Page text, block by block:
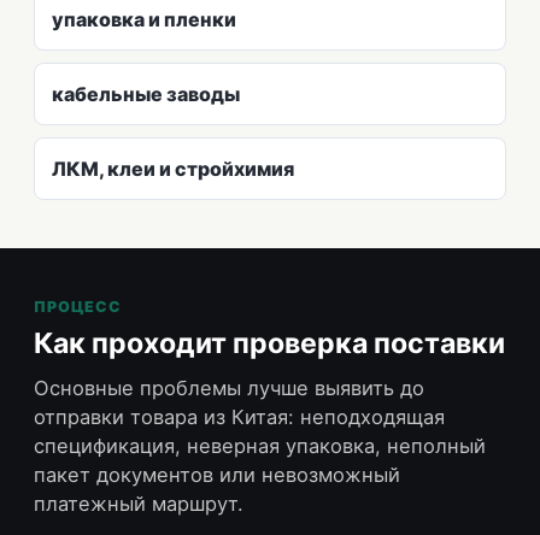
упаковка и пленки
кабельные заводы
ЛКМ, клеи и стройхимия
ПРОЦЕСС
Как проходит проверка поставки
Основные проблемы лучше выявить до
отправки товара из Китая: неподходящая
спецификация, неверная упаковка, неполный
пакет документов или невозможный
платежный маршрут.